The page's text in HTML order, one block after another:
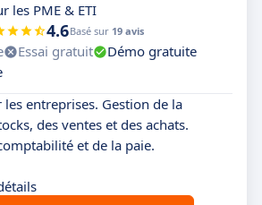
les PME & ETI
4.6Basé sur 19 avis
Essai gratuit
Démo gratuite
les entreprises. Gestion de la
des ventes et des achats.
et de la paie.